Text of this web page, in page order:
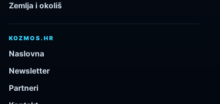
Zemlja i okoliš
KOZMOS.HR
Naslovna
Newsletter
Partneri